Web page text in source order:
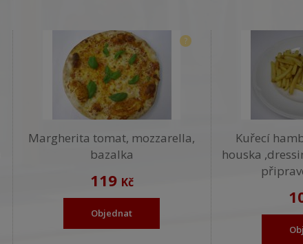
Margherita tomat, mozzarella,
bazalka
119 Kč
Objednat
?
Kuřecí
houska